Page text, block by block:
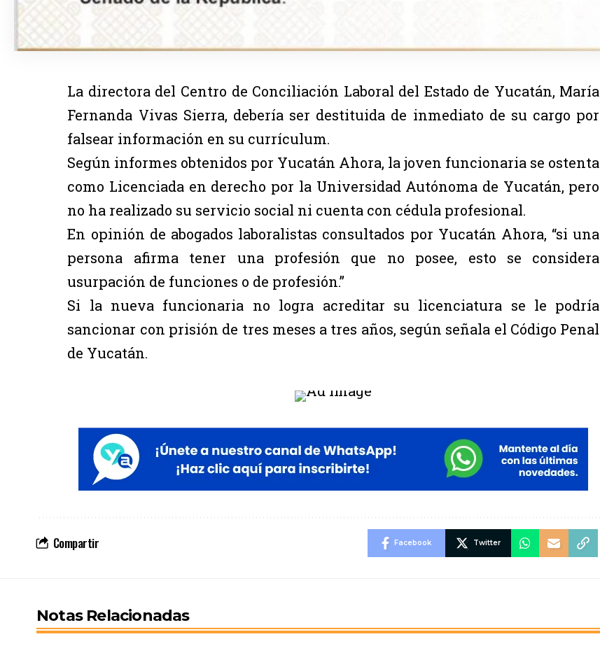
La directora del Centro de Conciliación Laboral del Estado de Yucatán, María
Fernanda Vivas Sierra, debería ser destituida de inmediato de su cargo por
falsear información en su currículum.
Según informes obtenidos por Yucatán Ahora, la joven funcionaria se ostenta
como Licenciada en derecho por la Universidad Autónoma de Yucatán, pero
no ha realizado su servicio social ni cuenta con cédula profesional.
En opinión de abogados laboralistas consultados por Yucatán Ahora, “si una
persona afirma tener una profesión que no posee, esto se considera
usurpación de funciones o de profesión.”
Si la nueva funcionaria no logra acreditar su licenciatura se le podría
sancionar con prisión de tres meses a tres años, según señala el Código Penal
de Yucatán.
Compartir Facebook Twitter
Notas Relacionadas